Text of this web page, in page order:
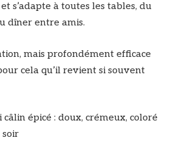
s’adapte à toutes les tables, du
dîner entre amis.
mais profondément efficace
cela qu’il revient si souvent
épicé : doux, crémeux, coloré
soir